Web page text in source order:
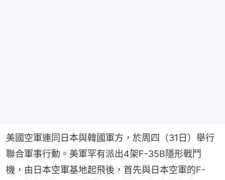
美國空軍連同日本與韓國軍方，於周四（31日）舉行
聯合軍事行動。美軍罕有派出4架F-35B隱形戰鬥
機，由日本空軍基地起飛後，首先與日本空軍的F-